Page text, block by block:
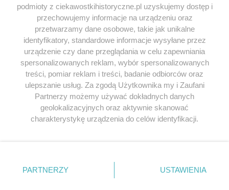
SERWIS
SPOŁECZNOŚĆ
WSPÓŁPRACA
KONTAKT
ODWIEDŹ RÓWNIEŻ:
podmioty z ciekawostkihistoryczne.pl uzyskujemy dostęp i
przechowujemy informacje na urządzeniu oraz
przetwarzamy dane osobowe, takie jak unikalne
identyfikatory, standardowe informacje wysyłane przez
urządzenie czy dane przeglądania w celu zapewniania
spersonalizowanych reklam, wybór spersonalizowanych
treści, pomiar reklam i treści, badanie odbiorców oraz
ulepszanie usług. Za zgodą Użytkownika my i Zaufani
Partnerzy możemy używać dokładnych danych
geolokalizacyjnych oraz aktywnie skanować
charakterystykę urządzenia do celów identyfikacji.
zmienić/wycofać klikając przycisk ustawień prywatności
znajdujący się w lewym dolnym rogu strony
. Niektóre
PARTNERZY USTAWIENIA